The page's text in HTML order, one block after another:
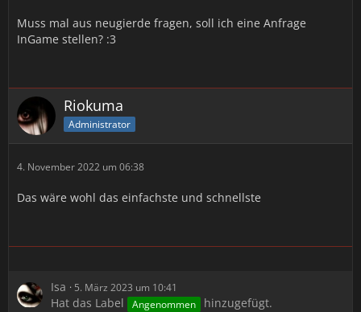
Muss mal aus neugierde fragen, soll ich eine Anfrage
InGame stellen? :3
Riokuma
Administrator
4. November 2022 um 06:38
Das wäre wohl das einfachste und schnellste
Isa 5. März 2023 um 10:41
Hat das Label Angenommen hinzugefügt.